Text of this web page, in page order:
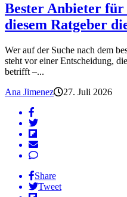
Bester Anbieter
diesem Ratgeber
Wer auf der Suche nach dem
steht vor einer Entscheidung,
betrifft –...
Ana Jimenez
27. Juli 2026
Share
Tweet